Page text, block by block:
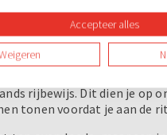
e-chopper te besturen dien
rijbewijs. Dit dien je op
tonen voordat je aan de
Accepteer alles